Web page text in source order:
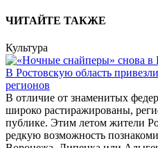
ЧИТАЙТЕ ТАКЖЕ
Культура
В Ростовскую область
регионов
В отличие от знаменитых
широко растиражированы,
публике. Этим летом жители
редкую возможность